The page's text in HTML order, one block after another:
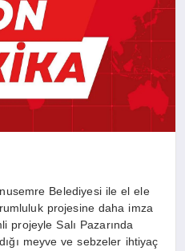
Belediyesi ile el ele
projesine daha imza
projeyle Salı Pazarında
meyve ve sebzeler ihtiyaç